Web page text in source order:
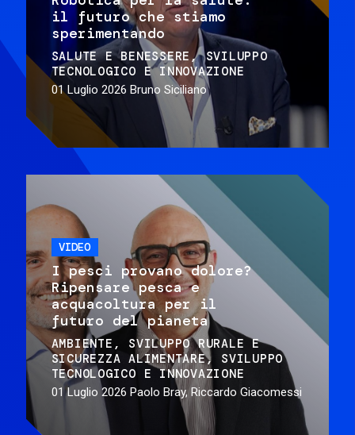
il futuro che stiamo
sperimentando
SALUTE E BENESSERE
SVILUPPO
TECNOLOGICO E INNOVAZIONE
01 Luglio 2026 Bruno Siciliano
VIDEO
I pesci provano dolore?
Ripensare pesca e
acquacoltura per il
futuro del pianeta
AMBIENTE
SVILUPPO RURALE E
SICUREZZA ALIMENTARE
SVILUPPO
TECNOLOGICO E INNOVAZIONE
01 Luglio 2026 Paolo Bray, Riccardo Giacomessi